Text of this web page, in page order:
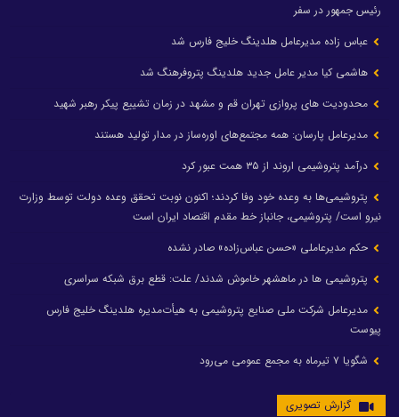
رئیس جمهور در سفر
عباس زاده مدیرعامل هلدینگ خلیج فارس شد
هاشمی کیا مدیر عامل جدید هلدینگ پتروفرهنگ شد
محدودیت های پروازی تهران قم و مشهد در زمان تشییع پیکر رهبر شهید
مدیرعامل پارسان: همه مجتمع‌های اوره‌ساز در مدار تولید هستند
درآمد پتروشیمی اروند از ۳۵ همت عبور کرد
پتروشیمی‌ها به وعده خود وفا کردند؛ اکنون نوبت تحقق وعده دولت توسط وزارت
نیرو است/ پتروشیمی، جانباز خط مقدم اقتصاد ایران است
حکم مدیرعاملی «حسن عباس‌زاده» صادر نشده
پتروشیمی ها در ماهشهر خاموش شدند/ علت: قطع برق شبکه سراسری
مدیرعامل شرکت ملی صنایع پتروشیمی به هیأت‌مدیره هلدینگ خلیج فارس
پیوست
شگویا ۷ تیرماه به مجمع عمومی می‌رود
گزارش تصویری